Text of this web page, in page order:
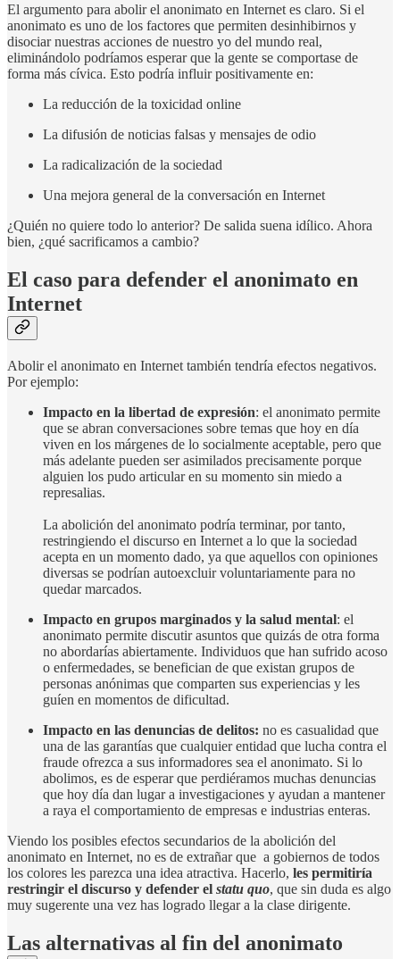
El argumento para abolir el anonimato en Internet es claro. Si el
anonimato es uno de los factores que permiten desinhibirnos y
disociar nuestras acciones de nuestro yo del mundo real,
eliminándolo podríamos esperar que la gente se comportase de
forma más cívica. Esto podría influir positivamente en:
La reducción de la toxicidad online
La difusión de noticias falsas y mensajes de odio
La radicalización de la sociedad
Una mejora general de la conversación en Internet
¿Quién no quiere todo lo anterior? De salida suena idílico. Ahora
bien, ¿qué sacrificamos a cambio?
El caso para defender el anonimato en
Internet
Abolir el anonimato en Internet también tendría efectos negativos.
Por ejemplo:
Impacto en la libertad de expresión: el anonimato permite
que se abran conversaciones sobre temas que hoy en día
viven en los márgenes de lo socialmente aceptable, pero que
más adelante pueden ser asimilados precisamente porque
alguien los pudo articular en su momento sin miedo a
represalias.
La abolición del anonimato podría terminar, por tanto,
restringiendo el discurso en Internet a lo que la sociedad
acepta en un momento dado, ya que aquellos con opiniones
diversas se podrían autoexcluir voluntariamente para no
quedar marcados.
Impacto en grupos marginados y la salud mental: el
anonimato permite discutir asuntos que quizás de otra forma
no abordarías abiertamente. Individuos que han sufrido acoso
o enfermedades, se benefician de que existan grupos de
personas anónimas que comparten sus experiencias y les
guíen en momentos de dificultad.
Impacto en las denuncias de delitos: no es casualidad que
una de las garantías que cualquier entidad que lucha contra el
fraude ofrezca a sus informadores sea el anonimato. Si lo
abolimos, es de esperar que perdiéramos muchas denuncias
que hoy día dan lugar a investigaciones y ayudan a mantener
a raya el comportamiento de empresas e industrias enteras.
Viendo los posibles efectos secundarios de la abolición del
anonimato en Internet, no es de extrañar que a gobiernos de todos
los colores les parezca una idea atractiva. Hacerlo, les permitiría
restringir el discurso y defender el statu quo, que sin duda es algo
muy sugerente una vez has logrado llegar a la clase dirigente.
Las alternativas al fin del anonimato